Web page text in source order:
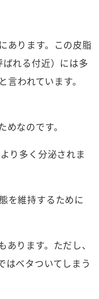
あります。この皮脂
れる付近）には多
われています。
なのです。
り多く分泌されま
を維持するために
ります。ただし、
はベタついてしまう